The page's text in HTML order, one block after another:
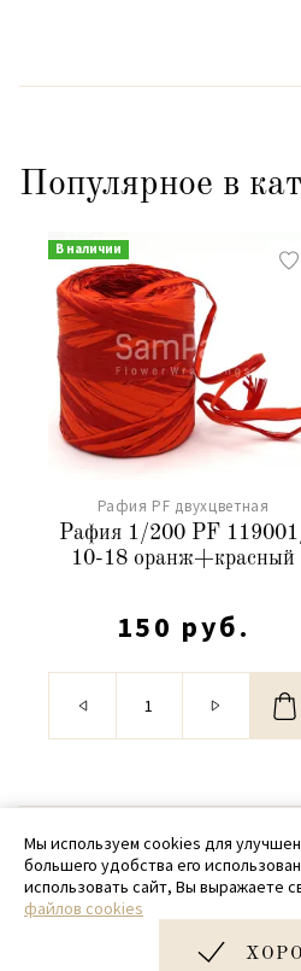
Популярное в
В наличии
Рафия PF двухцветная
Рафия 1/200 PF
10-18 оранж+красный
150 руб.
© 2020 - 2026
+ 7 (918)
Мы используем cookies для
большего удобства его
использовать сайт, Вы выражаете
файлов cookies